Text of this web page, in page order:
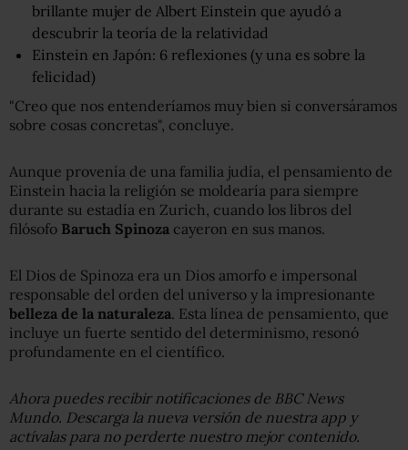
brillante mujer de Albert Einstein que ayudó a
descubrir la teoría de la relatividad
Einstein en Japón: 6 reflexiones (y una es sobre la
felicidad)
"Creo que nos entenderíamos muy bien si conversáramos
sobre cosas concretas", concluye.
Aunque provenía de una familia judía, el pensamiento de
Einstein hacia la religión se moldearía para siempre
durante su estadía en Zurich, cuando los libros del
filósofo Baruch Spinoza cayeron en sus manos.
El Dios de Spinoza era un Dios amorfo e impersonal
responsable del orden del universo y la impresionante
belleza de la naturaleza. Esta línea de pensamiento, que
incluye un fuerte sentido del determinismo, resonó
profundamente en el científico.
Ahora puedes recibir notificaciones de BBC News
Mundo. Descarga la nueva versión de nuestra app y
actívalas para no perderte nuestro mejor contenido.